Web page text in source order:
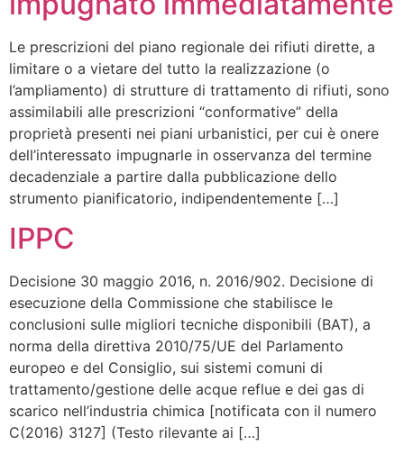
Le prescrizioni del piano regionale dei rifiuti dirette, a
limitare o a vietare del tutto la realizzazione (o
l’ampliamento) di strutture di trattamento di rifiuti, sono
assimilabili alle prescrizioni “conformative” della
proprietà presenti nei piani urbanistici, per cui è onere
dell’interessato impugnarle in osservanza del termine
decadenziale a partire dalla pubblicazione dello
strumento pianificatorio, indipendentemente […]
IPPC
Decisione 30 maggio 2016, n. 2016/902. Decisione di
esecuzione della Commissione che stabilisce le
conclusioni sulle migliori tecniche disponibili (BAT), a
norma della direttiva 2010/75/UE del Parlamento
europeo e del Consiglio, sui sistemi comuni di
trattamento/gestione delle acque reflue e dei gas di
scarico nell’industria chimica [notificata con il numero
C(2016) 3127] (Testo rilevante ai […]